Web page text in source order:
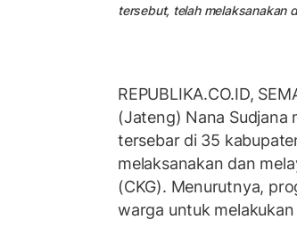
tersebut, telah melaksanakan
REPUBLIKA.CO.ID,
(Jateng) Nana Sudjana
tersebar di 35
melaksanakan dan
(CKG). Menurutnya,
warga untuk melakukan